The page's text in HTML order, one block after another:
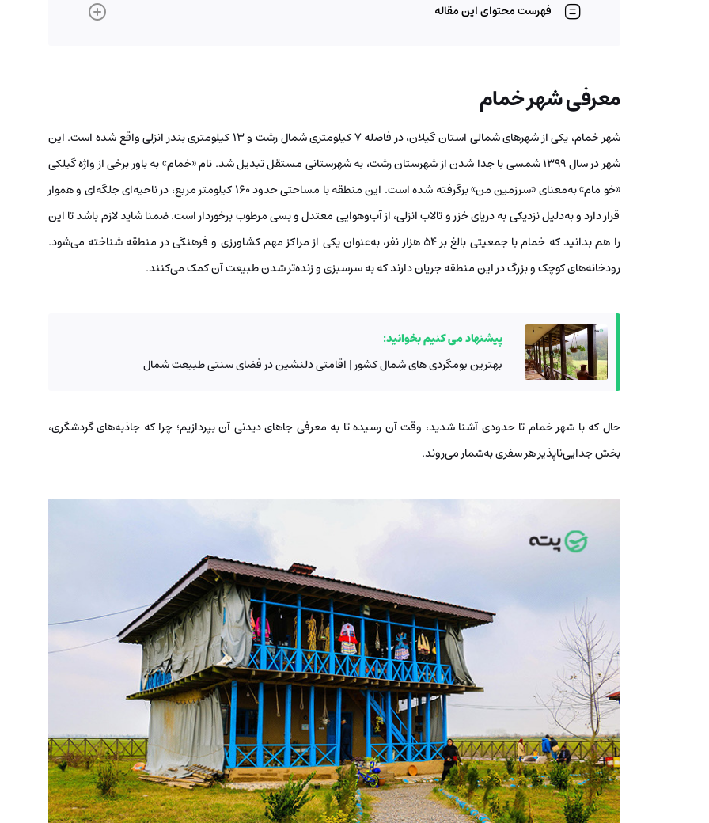
فهرست محتوای این مقاله
معرفی شهر خمام
شهر خمام، یکی از شهرهای شمالی استان گیلان، در فاصله ۷ کیلومتری شمال رشت و ۱۳ کیلومتری بندر انزلی واقع شده است. این
شهر در سال ۱۳۹۹ شمسی با جدا شدن از شهرستان رشت، به شهرستانی مستقل تبدیل شد. نام «خمام» به باور برخی از واژه گیلکی
«خو مام» به‌معنای «سرزمین من» برگرفته شده است. این منطقه با مساحتی حدود ۱۶۰ کیلومتر مربع، در ناحیه‌ای جلگه‌ای و هموار
قرار دارد و به‌دلیل نزدیکی به دریای خزر و تالاب انزلی، از آب‌وهوایی معتدل و بسی مرطوب برخوردار است. ضمنا شاید لازم باشد تا این
را هم بدانید که خمام با جمعیتی بالغ بر ۵۴ هزار نفر، به‌عنوان یکی از مراکز مهم کشاورزی و فرهنگی در منطقه شناخته می‌شود.
رودخانه‌های کوچک و بزرگ در این منطقه جریان دارند که به سرسبزی و زنده‌تر شدن طبیعت آن کمک می‌کنند.
پیشنهاد می کنیم بخوانید:
بهترین بومگردی های شمال کشور | اقامتی دلنشین در فضای سنتی طبیعت شمال
حال که با شهر خمام تا حدودی آشنا شدید، وقت آن رسیده تا به معرفی جاهای دیدنی آن بپردازیم؛ چرا که جاذبه‌های گردشگری،
بخش جدایی‌ناپذیر هر سفری به‌شمار می‌روند.